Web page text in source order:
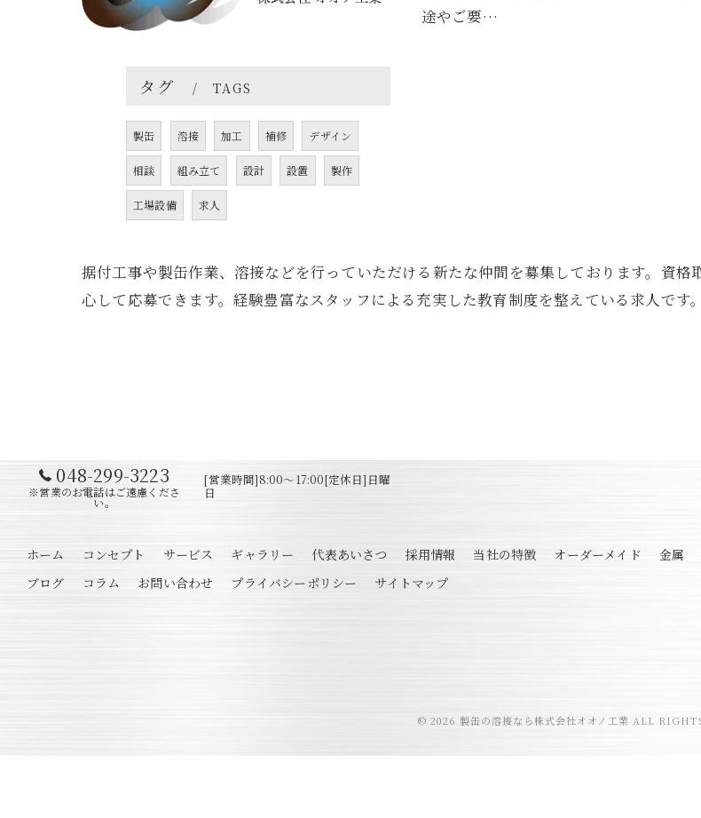
途やご要…
タグ TAGS
製缶 溶接 加工 補修 デザイン
相談 組み立て 設計 設置 製作
工場設備 求人
据付工事や製缶作業、溶接などを行っていただける新たな仲間を募集しております。資
心して応募できます。経験豊富なスタッフによる充実した教育制度を整えている求人です。
048-299-3223
※営業のお電話はご遠慮くださ
い。
[営業時間]8:00～17:00[定休日]日曜
日
ホーム コンセプト サービス ギャラリー 代表あいさつ 採用情報 当社の特徴 オーダーメイド 金属
ブログ
コラム お問い合わせ プライバシーポリシー サイトマップ
© 2026 製缶の溶接なら株式会社オオノ工業 ALL